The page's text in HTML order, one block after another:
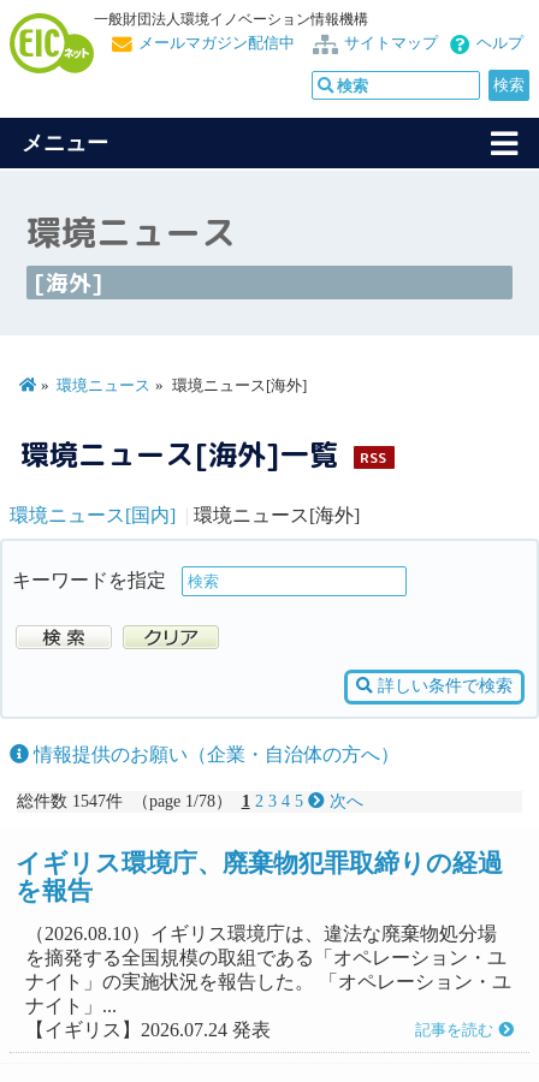
一般財団法人環境イノベーション情報機構
ヘルプ
サイトマップ
メールマガジン配信中
メニュー
環境ニュース
[海外]
環境ニュース 環境ニュース[海外]
環境ニュース[海外]一覧 RSS
環境ニュース[国内] 環境ニュース[海外]
キーワードを指定
詳しい条件で検索
情報提供のお願い（企業・自治体の方へ）
総件数 1547件 （page 1/78） 1 2 3 4 5 次へ
イギリス環境庁、廃棄物犯罪取締りの経過
を報告
（2026.08.10）イギリス環境庁は、違法な廃棄物処分場
を摘発する全国規模の取組である「オペレーション・ユ
ナイト」の実施状況を報告した。 「オペレーション・ユ
ナイト」...
【イギリス】2026.07.24 発表
記事を読む